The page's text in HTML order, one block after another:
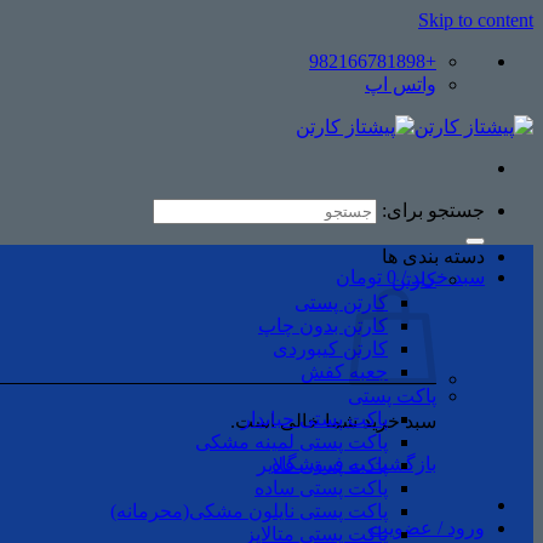
Skip to content
+982166781898
واتس اپ
جستجو برای:
سبد خرید /0 تومان
سبد خرید شما خالی است.
بازگشت به فروشگاه
ورود / عضویت
دسته بندی ها
کارتن
کارتن پستی
کارتن بدون چاپ
کارتن کیبوردی
جعبه کفش
پاکت پستی
پاکت پستی حبابدار
پاکت پستی لمینه مشکی
پاکت پستی فلایر
پاکت پستی ساده
پاکت پستی نایلون مشکی(محرمانه)
پاکت پستی متالایز